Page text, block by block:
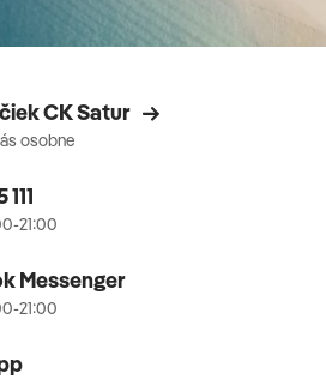
CK Satur
osobne
21:00
Messenger
21:00